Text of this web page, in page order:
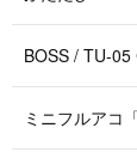
BOSS / TU-05
ミニフルアコ